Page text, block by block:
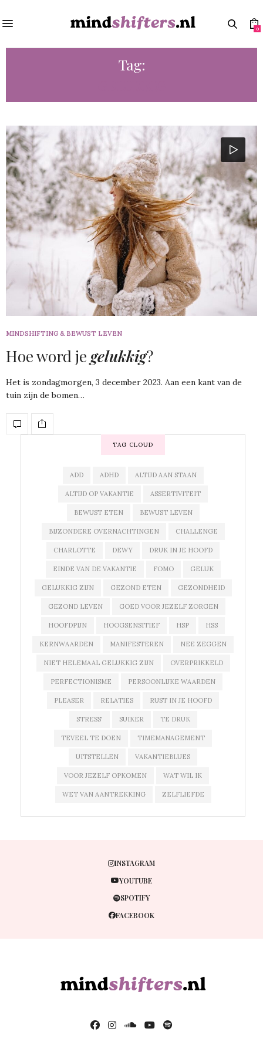
0
Tag:
MINDSHIFTING & BEWUST LEVEN
Hoe word je gelukkig?
Het is zondagmorgen, 3 december 2023. Aan een kant van de
tuin zijn de bomen…
TAG CLOUD
ADD ADHD ALTIJD AAN STAAN
ALTIJD OP VAKANTIE ASSERTIVITEIT
BEWUST ETEN BEWUST LEVEN
BIJZONDERE OVERNACHTINGEN CHALLENGE
CHARLOTTE DEWY DRUK IN JE HOOFD
EINDE VAN DE VAKANTIE FOMO GELUK
GELUKKIG ZIJN GEZOND ETEN GEZONDHEID
GEZOND LEVEN GOED VOOR JEZELF ZORGEN
HOOFDPIJN HOOGSENSITIEF HSP HSS
KERNWAARDEN MANIFESTEREN NEE ZEGGEN
NIET HELEMAAL GELUKKIG ZIJN OVERPRIKKELD
PERFECTIONISME PERSOONLIJKE WAARDEN
PLEASER RELATIES RUST IN JE HOOFD
STRESS' SUIKER TE DRUK
TEVEEL TE DOEN TIMEMANAGEMENT
UITSTELLEN VAKANTIEBLUES
VOOR JEZELF OPKOMEN WAT WIL IK
WET VAN AANTREKKING ZELFLIEFDE
INSTAGRAM
YOUTUBE
SPOTIFY
FACEBOOK